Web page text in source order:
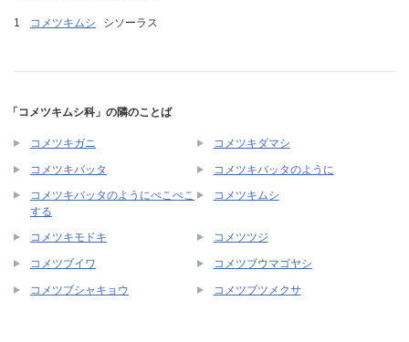
コメツキムシ シソーラス
「コメツキムシ科」の隣のことば
コメツキガニ コメツキダマシ
コメツキバッタ
コメツキバッタのように
コメツキバッタのようにぺこぺこ
する
コメツキムシ
コメツキモドキ コメツツジ
コメツブイワ コメツブウマゴヤシ
コメツブシャキョウ コメツブツメクサ